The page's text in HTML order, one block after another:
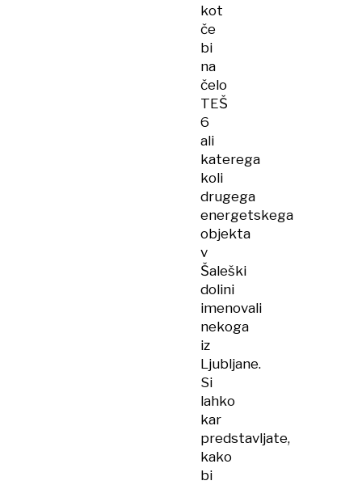
kot
če
bi
na
čelo
TEŠ
6
ali
katerega
koli
drugega
energetskega
objekta
v
Šaleški
dolini
imenovali
nekoga
iz
Ljubljane.
Si
lahko
kar
predstavljate,
kako
bi